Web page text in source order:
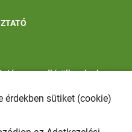
a rendkívüli melegben
érdekben sütiket (cookie)